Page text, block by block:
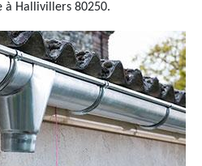
à Hallivillers 80250.